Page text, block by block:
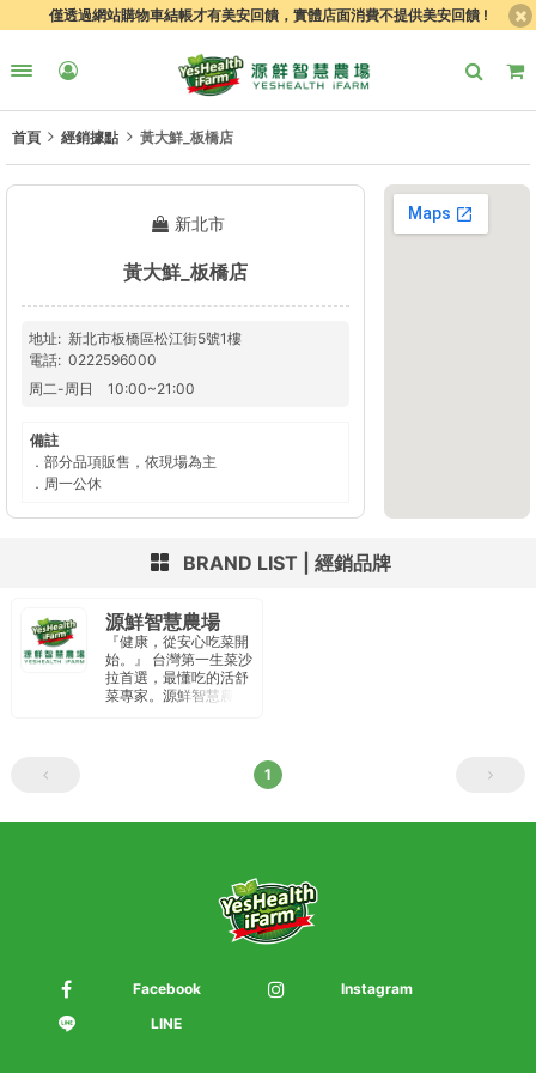
僅透過網站購物車結帳才有美安回饋，實體店面消費不提供美安回饋 !
首頁 經銷據點 黃大鮮_板橋店
新北市
黃大鮮_板橋店
地址
新北市板橋區松江街5號1樓
電話
0222596000
周二 -周日 10:00~21:00
備註
．部分品項販售，依現場為主
．周一公休
BRAND LIST 經銷品牌
源鮮智慧農場
『健康，從安心吃菜開
始。』 台灣第一生菜沙
拉首選，最懂吃的活舒
菜專家。源鮮智慧農場
菌、沙門氏菌 為重點安
1
Facebook
Instagram
LINE